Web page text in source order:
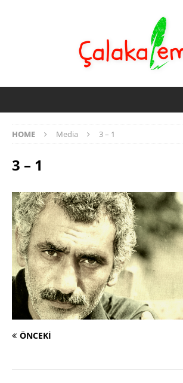
HOME Media 3 – 1
3 – 1
ÖNCEKI